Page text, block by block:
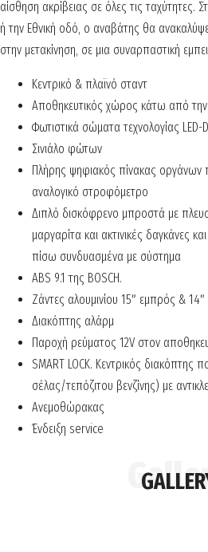
αίσθηση ακρίβειας σε όλες τις ταχύτητες.
ή την Εθνική οδό, ο αναβάτης θα
στην μετακίνηση, σε μια συναρπαστική
Kεντρικό & πλαϊνό σταντ
Αποθηκευτικός χώρος κάτω από
Φωτιστικά σώματα τεχνολογίας LED-
Σινιάλο φώτων
Πλήρης ψηφιακός πίνακας οργάνων
αναλογικό στροφόμετρο
Διπλό δισκόφρενο μπροστά με
μαργαρίτα και ακτινικές δαγκάνες
πίσω συνδυασμένα με σύστημα
ABS 9.1 της BOSCH.
Zάντες αλουμινίου 15″ εμπρός &
Διακόπτης αλάρμ
Παροχή ρεύματος 12V στον
SMART LOCK. Κεντρικός
σέλας/τεπόζιτου βενζίνης) με
Ανεμοθώρακας
Ένδειξη service